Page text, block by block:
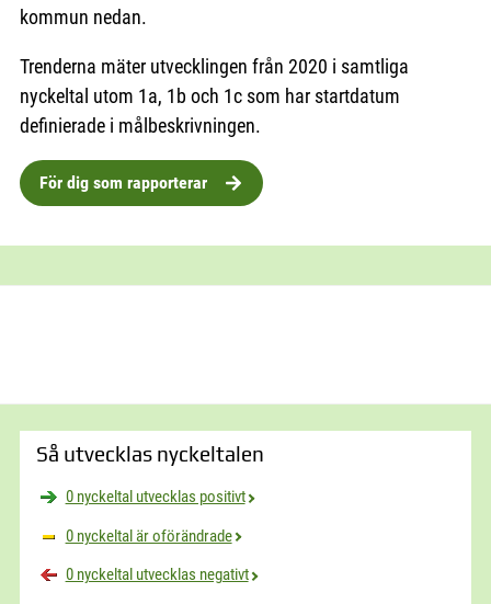
kommun nedan.
Trenderna mäter utvecklingen från 2020 i samtliga
nyckeltal utom 1a, 1b och 1c som har startdatum
definierade i målbeskrivningen.
För dig som rapporterar
Så utvecklas nyckeltalen
0 nyckeltal utvecklas positivt
0 nyckeltal är oförändrade
0 nyckeltal utvecklas negativt